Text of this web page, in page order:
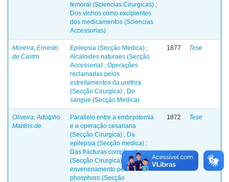
femoral (Sciencias Cirurgicas) ;
Dos vinhos como excipientes
dos medicamentos (Sciencias
Accessorias)
Moreira, Ernesto
de Castro
Epilepsia (Secção Medica) ;
Alcaloides naturaes (Secção
Accessoria) ; Operações
reclamadas pelos
estreitamentos da urethra
(Secção Cirurgica) ; Do
sangue (Secção Medica)
1877 Tese
Oliveira, Adolpho
Martins de
Parallelo entre a embryotomia
e a operação cesariana
(Secção Cirurgica) ; Da
epilepsia (Secção medica) ;
Das fracturas complicadas
(Secção Cirurgica) ; Do
envenenamento pelo
phosphoro (Secção
1872 Tese